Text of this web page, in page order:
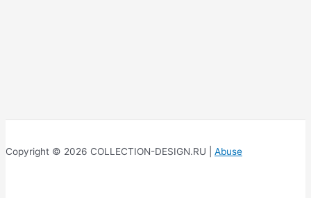
Copyright © 2026 COLLECTION-DESIGN.RU | Abuse